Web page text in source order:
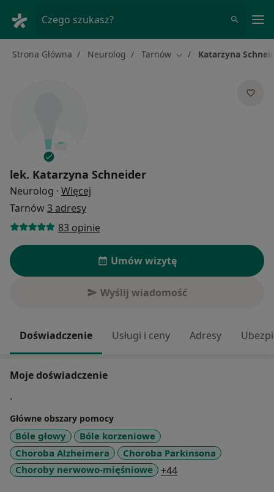
Czego szukasz?
Strona Główna Neurolog Tarnów Zmień miasto
Katarzyna
lek. Katarzyna Schneider
Neurolog · Więcej
Tarnów3 adresy
83 opinie
Umów wizytę
Wyślij wiadomość
Doświadczenie Usługi i ceny Adresy
Moje doświadczenie
.
Główne obszary pomocy
Bóle głowy
Bóle korzeniowe
Choroba Alzheimera
Choroba Parkinsona
Choroby nerwowo-mięśniowe
+44